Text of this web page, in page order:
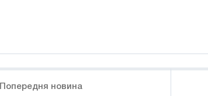
Попередня новина